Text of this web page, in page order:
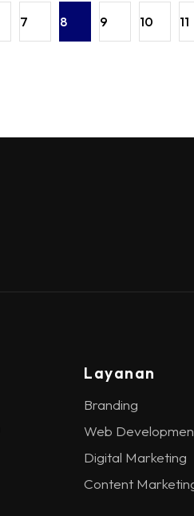
7 8 9 10 11
Layanan
Branding
Web
Digital Marketing
Content